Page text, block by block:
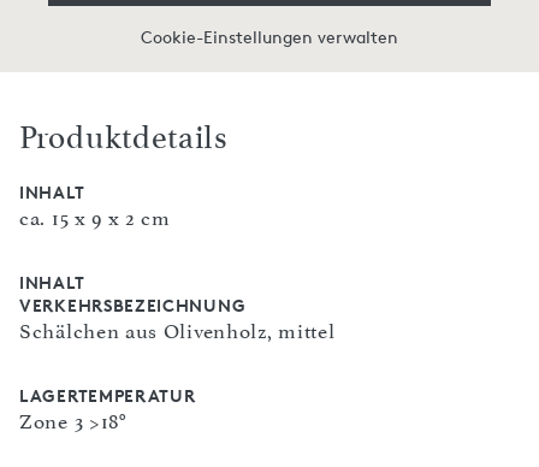
Cookie-Einstellungen verwalten
Produktdetails
INHALT
ca. 15 x 9 x 2 cm
INHALT
VERKEHRSBEZEICHNUNG
Schälchen aus Olivenholz, mittel
LAGERTEMPERATUR
Zone 3 >18°